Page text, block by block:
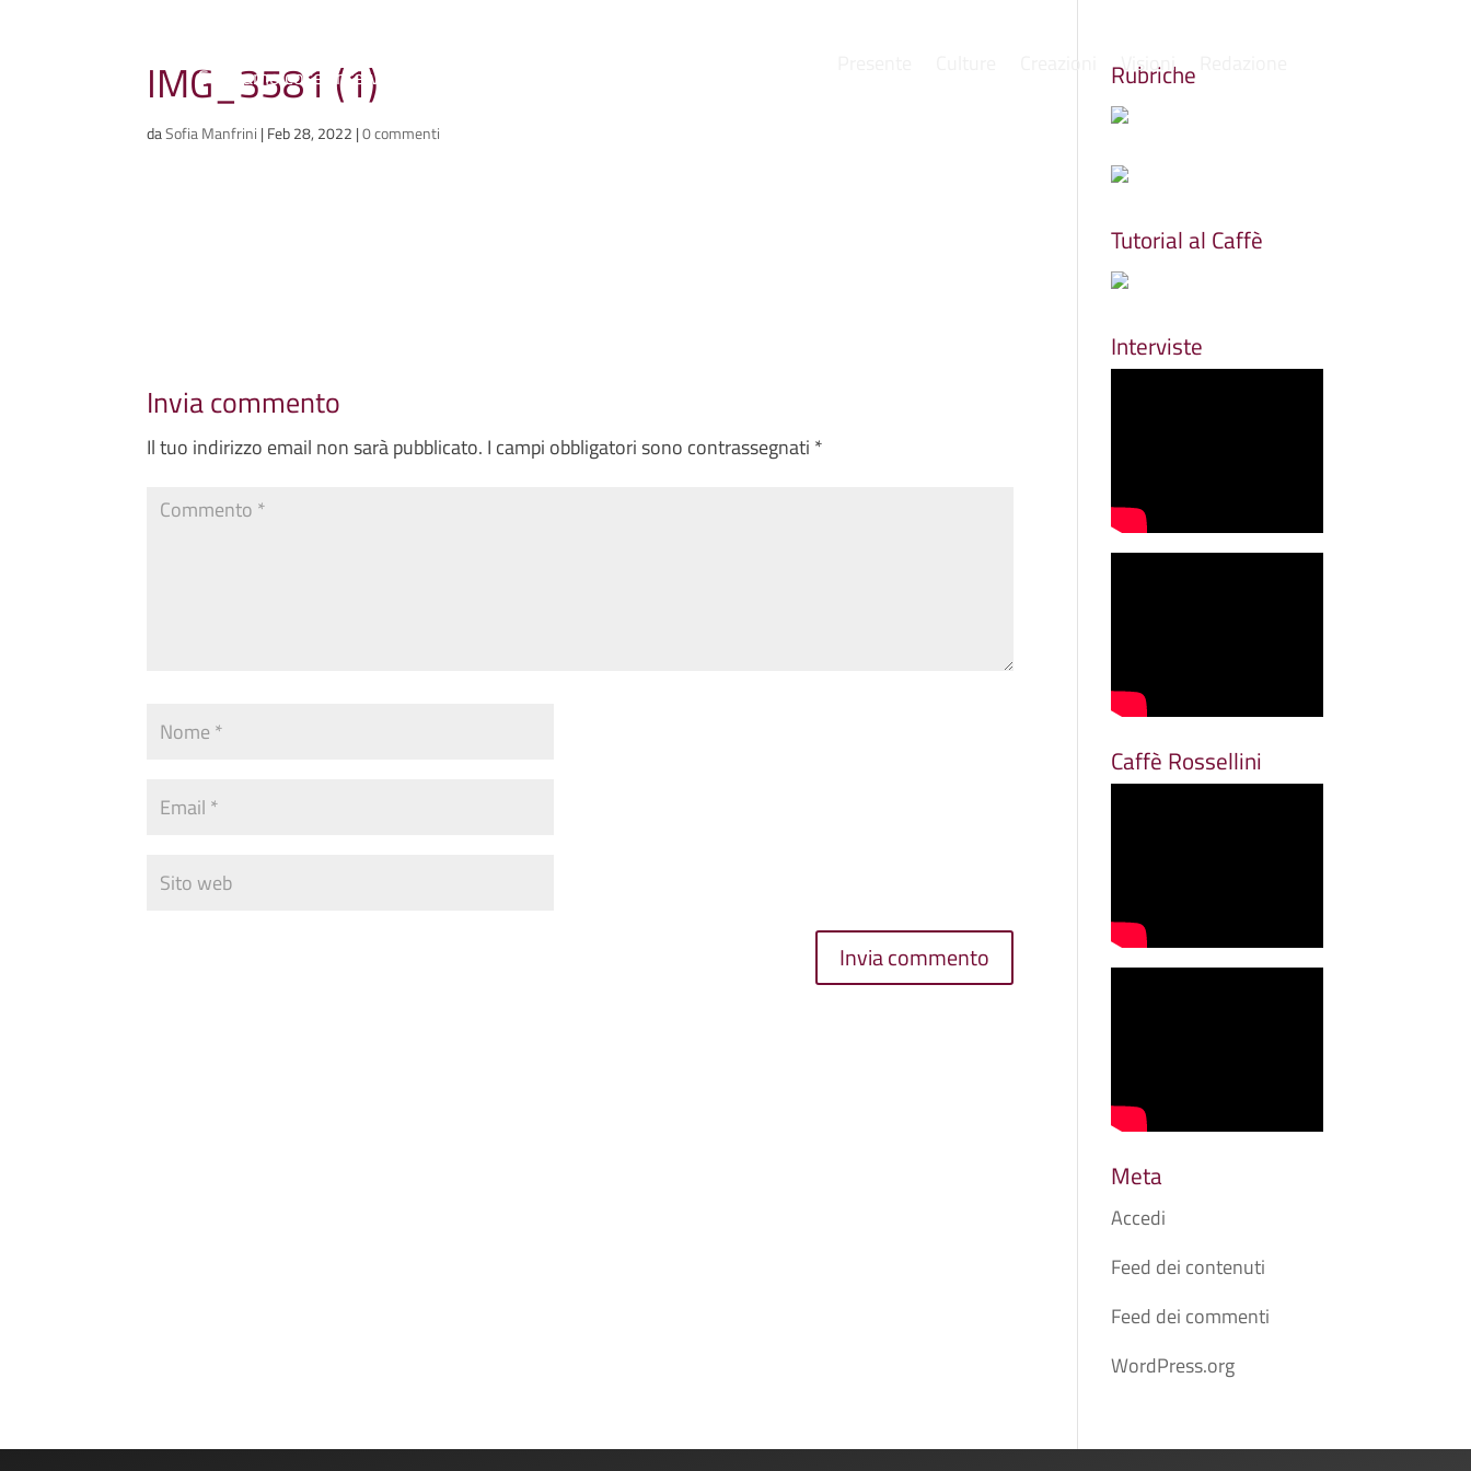
Scriviamo cose, intervistiamo gente Visioni
IMG_3581 (1)
daSofia Manfrini |Feb 28, 2022 |0 commenti
Invia commento
Il tuo indirizzo email non sarà pubblicato. I campi obbligatori sono contrassegnati *
Rubriche
Tutorial al Caffè
Interviste
Caffè Rossellini
Meta
Accedi
Feed dei contenuti
Feed dei commenti
WordPress.org